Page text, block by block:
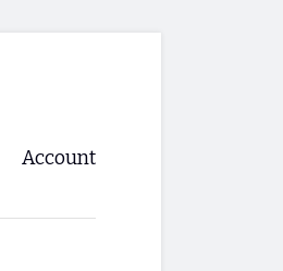
Account